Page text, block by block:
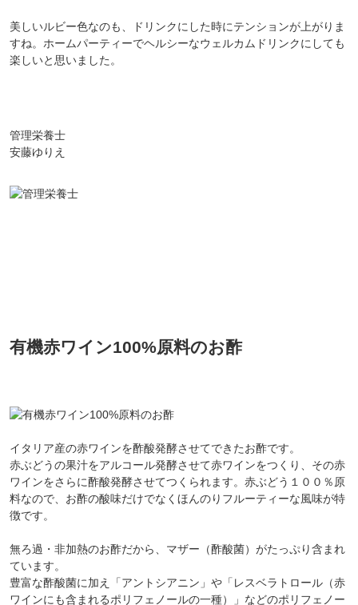
美しいルビー色なのも、ドリンクにした時にテンションが上がりま
すね。ホームパーティーでヘルシーなウェルカムドリンクにしても
楽しいと思いました。
管理栄養士
安藤ゆりえ
有機赤ワイン100%原料のお酢
イタリア産の赤ワインを酢酸発酵させてできたお酢です。
赤ぶどうの果汁をアルコール発酵させて赤ワインをつくり、その赤
ワインをさらに酢酸発酵させてつくられます。赤ぶどう１００％原
料なので、お酢の酸味だけでなくほんのりフルーティーな風味が特
徴です。
無ろ過・非加熱のお酢だから、マザー（酢酸菌）がたっぷり含まれ
ています。
豊富な酢酸菌に加え「アントシアニン」や「レスベラトロール（赤
ワインにも含まれるポリフェノールの一種）」などのポリフェノー